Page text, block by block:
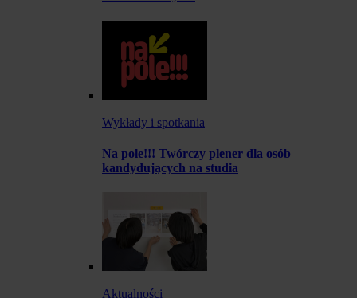
Wykłady i spotkania
Na pole!!! Twórczy plener dla osób
kandydujących na studia
Aktualności